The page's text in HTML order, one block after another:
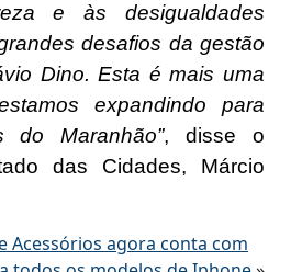
e às desigualdades
desafios da gestão
Dino. Esta é mais uma
expandindo para
do Maranhão”, disse o
das Cidades, Márcio
Acessórios agora conta com